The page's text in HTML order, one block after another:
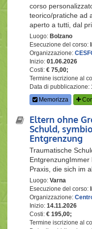
corso
teorico/pratiche ad
aperto a tutti, dal
Luogo: Bolzano
Esecuzione del corso:
Organizzazione:
Inizio: 01.06.2026
Costi: € 75,00;
Termine iscrizione al
Data di pubblicazione:
Memorizza
Eltern ohne
Schuld,
Entgrenzung
Traumatische
Praxis, die sich im
Luogo: Varna
Esecuzione del corso:
Organizzazione:
Inizio: 14.11.2026
Costi: € 195,00;
Termine iscrizione al